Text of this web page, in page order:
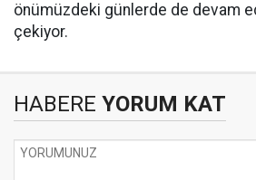
önümüzdeki günlerde de devam
çekiyor.
HABERE YORUM KAT